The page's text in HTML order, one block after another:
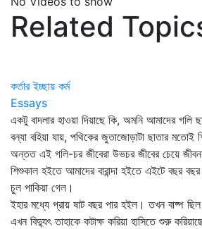
Related
কর্তার ইচ্ছায় কর্ম
Essays
একটু বাদলার হাওয়া দিয়াছে কি, অমনি আমাদের গলি
বন্যা বহিয়া যায়, পথিকের জুতাজোড়াটা ছাতার মতোই
অন্তত এই গলি-চর জীবেরা উভচর জীবের চেয়ে
শিশুকাল হইতে আমাদের বারান্দা হইতে এইটে বছর
চুল পাকিয়া গেল।
ইহার মধ্যে প্রায় ষাট বছর পার হইল। তখন বাষ্প
এখন বিদ্যুৎ তাহাকে কটাক্ষ করিয়া হাসিতে শুরু